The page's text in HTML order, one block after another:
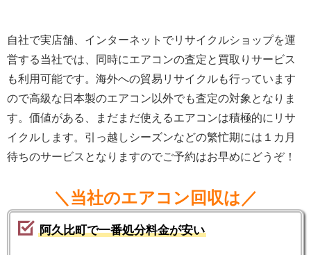
自社で実店舗、インターネットでリサイクルショップを運
営する当社では、同時にエアコンの査定と買取りサービス
も利用可能です。海外への貿易リサイクルも行っています
ので高級な日本製のエアコン以外でも査定の対象となりま
す。価値がある、まだまだ使えるエアコンは積極的にリサ
イクルします。引っ越しシーズンなどの繁忙期には１カ月
待ちのサービスとなりますのでご予約はお早めにどうぞ！
＼当社のエアコン回収は／
阿久比町で一番処分料金が安い